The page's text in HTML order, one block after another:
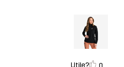
Utile?